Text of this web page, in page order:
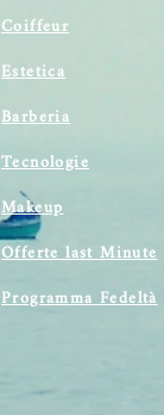
Coiffeur
Estetica
Barberia
Tecnologie
Makeup
Offerte last Minute
Programma Fedeltà